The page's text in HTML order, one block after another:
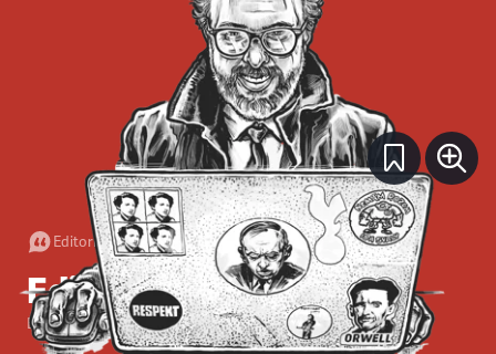
Editorial•3. 2. 2013• 3minuty
Editorial: A co teď?
Erik Tabery